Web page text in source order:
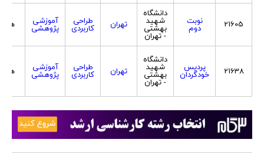
21605 نوبت
دوم
دانشگاه
شهید
بهشتی
- تهران
تهران طراحی
کاربردی
آموزشی
پژوهشی هر
21638 پردیس
خودگردان
دانشگاه
شهید
بهشتی
- تهران
تهران طراحی
کاربردی
آموزشی
پژوهشی هر